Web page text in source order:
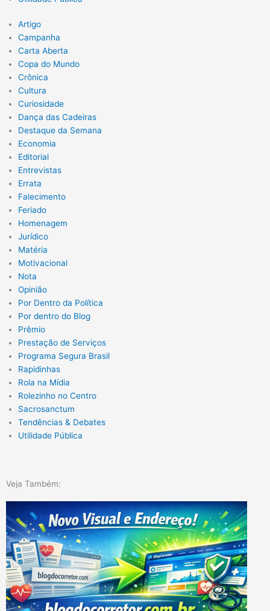
Artigo
Campanha
Carta Aberta
Copa do Mundo
Crônica
Cultura
Curiosidade
Dança das Cadeiras
Destaque da Semana
Economia
Editorial
Entrevistas
Errata
Falecimento
Feriado
Homenagem
Jurídico
Matéria
Motivacional
Nota
Opinião
Por Dentro da Política
Por dentro do Blog
Prêmio
Prestação de Serviços
Programa Segura Brasil
Rapidinhas
Rola na Mídia
Rolezinho no Centro
Sacrosanctum
Tendências & Debates
Utilidade Pública
Veja Também: